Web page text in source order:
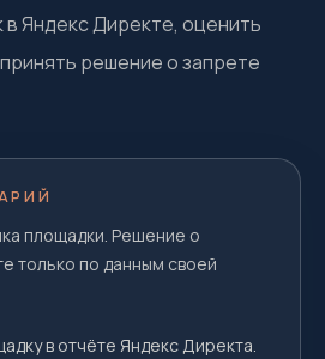
Яндекс Директе, оценить
решение о запрете
площадки. Решение о
только по данным своей
в отчёте Яндекс Директа.